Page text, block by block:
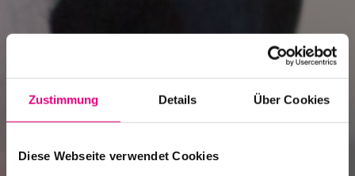
Zustimmung Details Über Cookies
Diese Webseite verwendet Cookies